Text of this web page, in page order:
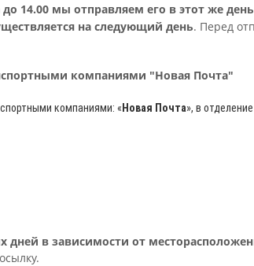
14.00 мы отправляем его в этот же день
на следующий день. Перед
компаниями "Новая Почта"
компаниями: « Новая Почта», в
дней в зависимости от